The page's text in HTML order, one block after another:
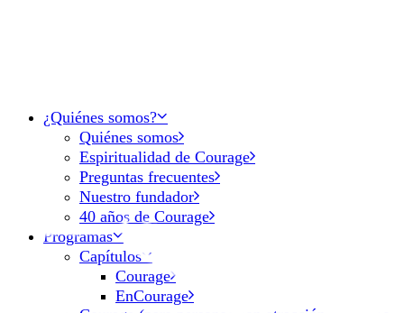
¿Quiénes somos?
Quiénes somos
Espiritualidad de Courage
Preguntas frecuentes
Nuestro fundador
40 años de Courage
Programas
Capítulos
Courage
EnCourage